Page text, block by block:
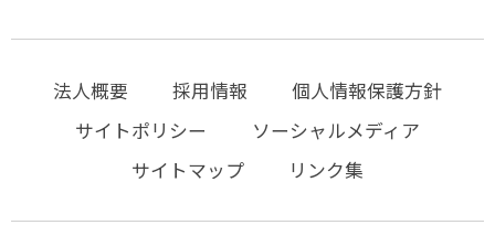
法人概要 採用情報
個人情報保護方針
サイトポリシー
ソーシャルメディア
サイトマップ
リンク集